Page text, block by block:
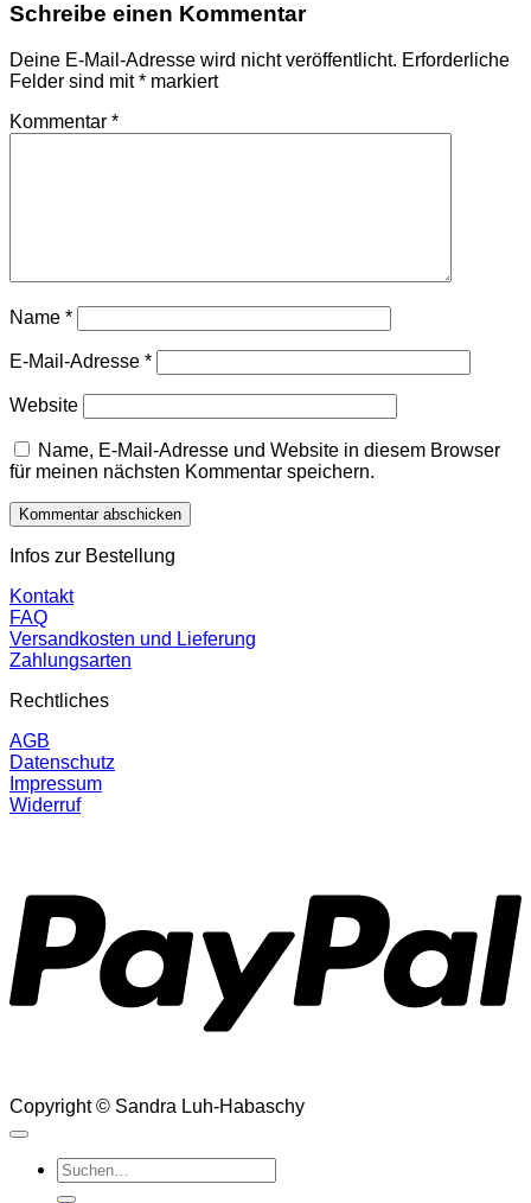
Schreibe einen Kommentar
Deine E-Mail-Adresse wird nicht veröffentlicht. Erforderliche
Felder sind mit* markiert
Kommentar *
Name *
E-Mail-Adresse *
Website
Name, E-Mail-Adresse und Website in diesem Browser
für meinen nächsten Kommentar speichern.
Infos zur Bestellung
Kontakt
FAQ
Versandkosten und Lieferung
Zahlungsarten
Rechtliches
AGB
Datenschutz
Impressum
Widerruf
Copyright © Sandra Luh-Habaschy
Suchen
nach: